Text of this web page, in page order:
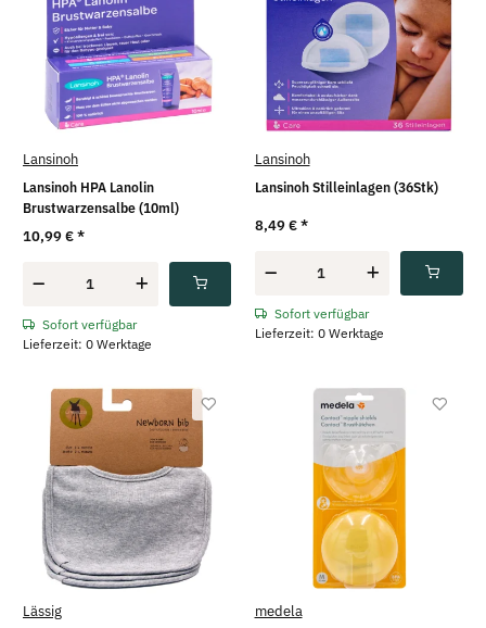
Lansinoh
Lansinoh HPA Lanolin
Brustwarzensalbe (10ml)
10,99 €*
Sofort verfügbar
Lieferzeit: 0 Werktage
Lansinoh
Lansinoh Stilleinlagen (36Stk)
8,49 €*
Sofort verfügbar
Lieferzeit: 0 Werktage
Lässig
medela